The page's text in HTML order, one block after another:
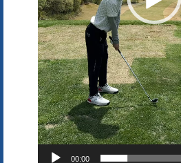
00:00